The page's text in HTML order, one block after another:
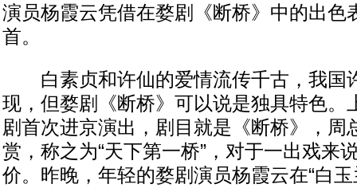
演员杨霞云凭借在婺剧《断桥》中的出色
首。
白素贞和许仙的爱情流传千古，我国
现，但婺剧《断桥》可以说是独具特色。
剧首次进京演出，剧目就是《断桥》，周
赏，称之为“天下第一桥”，对于一出戏来
价。昨晚，年轻的婺剧演员杨霞云在“白